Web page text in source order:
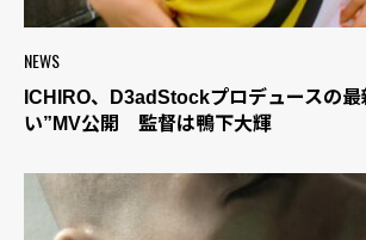
NEWS
ICHIRO、D3adStockプロデュースの最
い”MV公開 監督は鴨下大輝